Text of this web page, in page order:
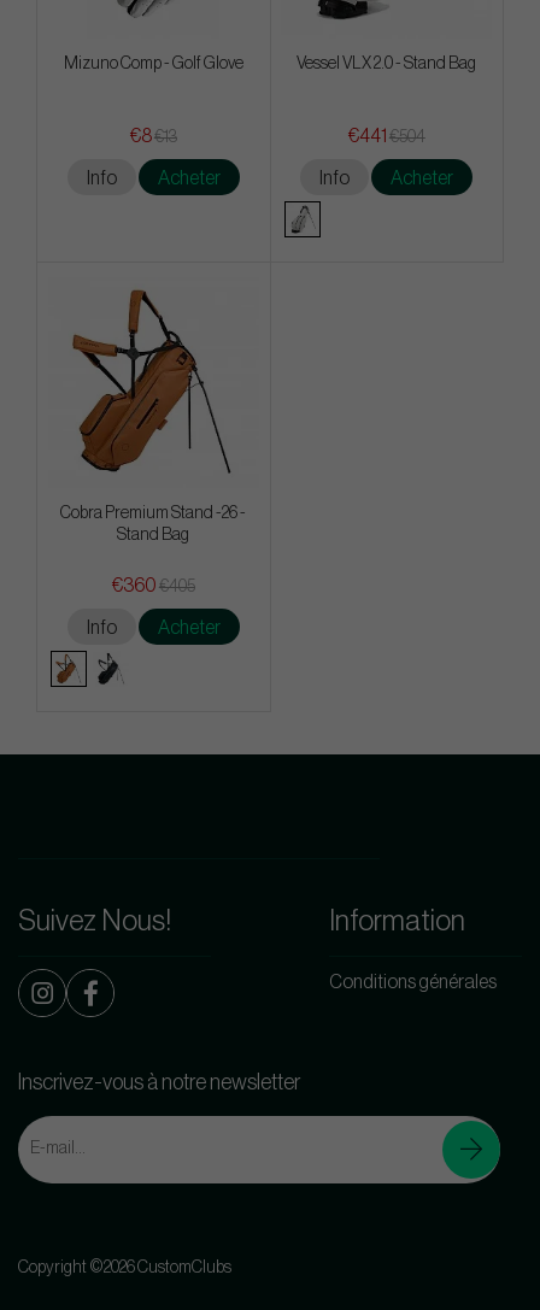
Mizuno Comp - Golf Glove
€8€13
Info Acheter
Vessel VLX 2.0 - Stand Bag
€441 €504
Info Acheter
Cobra Premium Stand -26 -
Stand Bag
€360 €405
Info Acheter
Suivez Nous! Information
Conditions générales
Inscrivez-vous à notre newsletter
Copyright ©2026 CustomClubs